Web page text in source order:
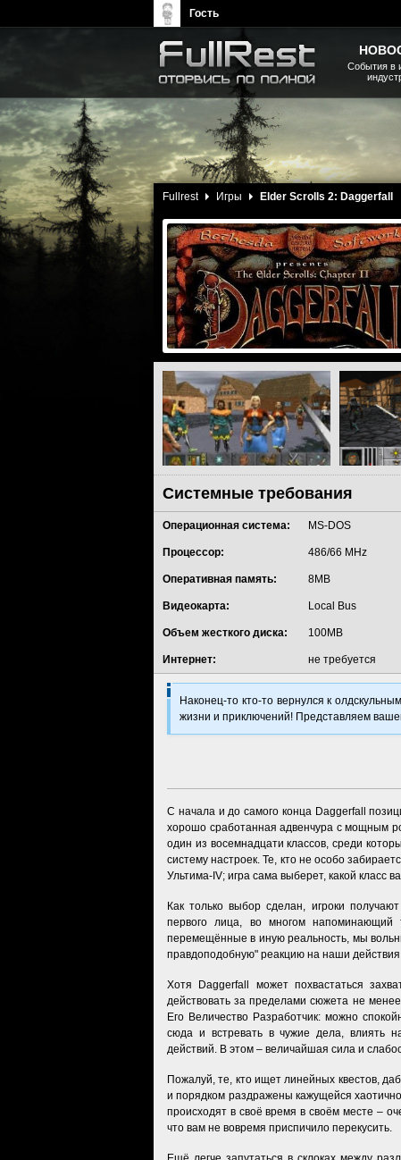
Fullrest Игры Elder Scrolls 2: Daggerfall
Системные требования
Разработчик: Bethesda Softworks
Издатель: ZeniMax Media Inc.
Дата выхода: 31 Августа 1996
Платформы:
Жанр: 1st Person, 3D, RPG
Операционная система: MS-DOS
Процессор: 486/66 MHz
Оперативная память: 8MB
Видеокарта: Local Bus
Объем жесткого диска: 100MB
Интернет: не требуется
Наконец-то кто-то вернулся к
жизни и приключений! Представляем
С начала и до самого конца Daggerfall
хорошо сработанная адвенчура с мощным
один из восемнадцати классов, среди
систему настроек. Те, кто не особо
Ультима-IV; игра сама выберет, какой класс
Как только выбор сделан, игроки
первого лица, во многом
перемещённые в иную реальность, мы
правдоподобную" реакцию на наши
Хотя Daggerfall может похвастаться
действовать за пределами сюжета не
Его Величество Разработчик: можно
сюда и встревать в чужие дела, влиять
действий. В этом – величайшая сила и
Пожалуй, те, кто ищет линейных квестов,
и порядком раздражены кажущейся
происходят в своё время в своём месте –
что вам не вовремя приспичило перекусить.
The Elder Scrolls, Fallout,
Bethesda Softworks - статьи,
новости, дополнения
События в
Гость